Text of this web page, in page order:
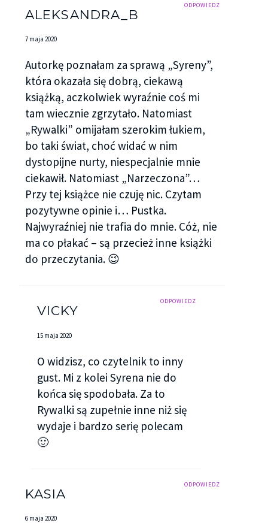
ODPOWIEDZ
ALEKSANDRA_B
7 maja 2020
Autorkę poznałam za sprawą „Syreny”,
która okazała się dobrą, ciekawą
książką, aczkolwiek wyraźnie coś mi
tam wiecznie zgrzytało. Natomiast
„Rywalki” omijałam szerokim łukiem,
bo taki świat, choć widać w nim
dystopijne nurty, niespecjalnie mnie
ciekawił. Natomiast „Narzeczona”…
Przy tej książce nie czuję nic. Czytam
pozytywne opinie i… Pustka.
Najwyraźniej nie trafia do mnie. Cóż, nie
ma co płakać – są przecież inne książki
do przeczytania. 😉
ODPOWIEDZ
VICKY
15 maja 2020
O widzisz, co czytelnik to inny
gust. Mi z kolei Syrena nie do
końca się spodobała. Za to
Rywalki są zupełnie inne niż się
wydaje i bardzo serię polecam
🙂
ODPOWIEDZ
KASIA
6 maja 2020